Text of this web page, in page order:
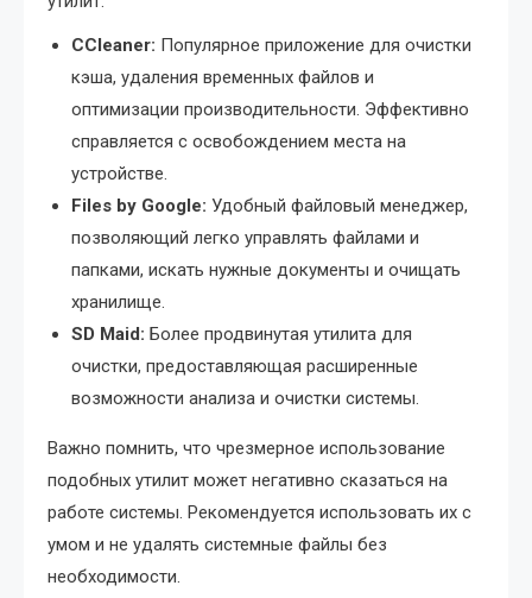
CCleaner: Популярное приложение для очистки
кэша, удаления временных файлов и
оптимизации производительности. Эффективно
справляется с освобождением места на
устройстве.
Files by Google: Удобный файловый менеджер,
позволяющий легко управлять файлами и
папками, искать нужные документы и очищать
хранилище.
SD Maid: Более продвинутая утилита для
очистки, предоставляющая расширенные
возможности анализа и очистки системы.
Важно помнить, что чрезмерное использование
подобных утилит может негативно сказаться на
работе системы. Рекомендуется использовать их с
умом и не удалять системные файлы без
необходимости.